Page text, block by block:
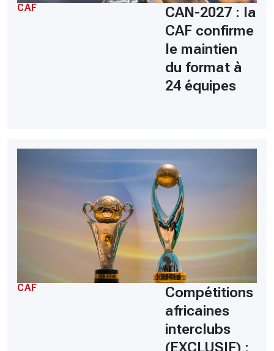
CAF
CAN-2027 : la
CAF confirme
le maintien
du format à
24 équipes
CAF
Compétitions
africaines
interclubs
(EXCLUSIF) :